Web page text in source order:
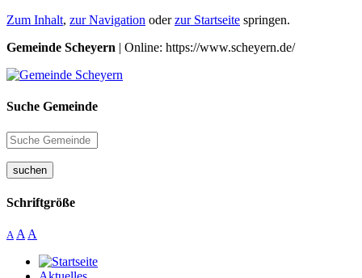
Zum Inhalt, zur Navigation oderzur Startseite springen.
Gemeinde Scheyern | Online: https://www.scheyern.de/
Suche Gemeinde
suchen
Schriftgröße
A A A